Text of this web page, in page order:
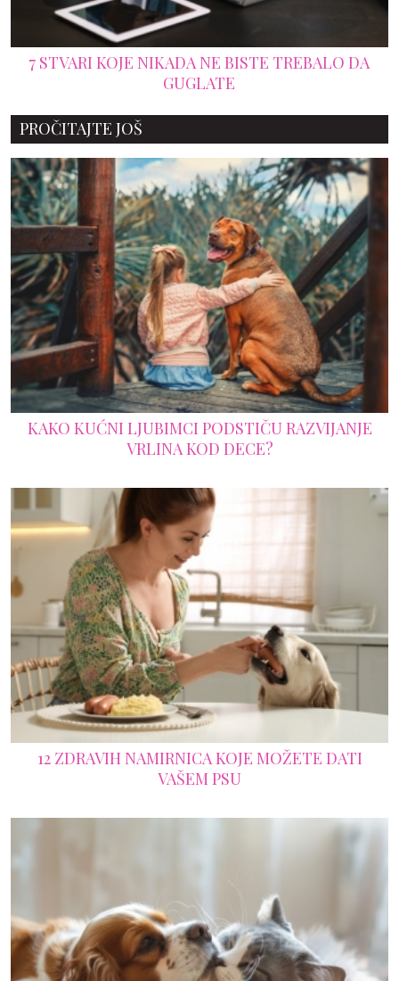
ZBOG SVOJE NEZASITE ŽELJE ZA SEKSOM
ŽENE DOBIO LUTKU KOJA LIČI NA NJU
PROČITAJTE JOŠ
KAKO KUĆNI LJUBIMCI PODSTIČU RAZVIJANJE
VRLINA KOD DECE?
12 ZDRAVIH NAMIRNICA KOJE MOŽETE DATI
VAŠEM PSU